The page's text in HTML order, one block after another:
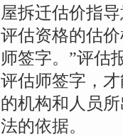
屋拆迁估价指
评估资格的估
师签字。”评估
评估师签字，
的机构和人员
法的依据。